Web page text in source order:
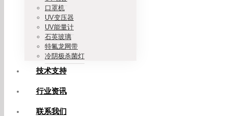
口罩机
UV变压器
UV能量计
石英玻璃
特氟龙网带
冷阴极杀菌灯
技术支持
行业资讯
联系我们